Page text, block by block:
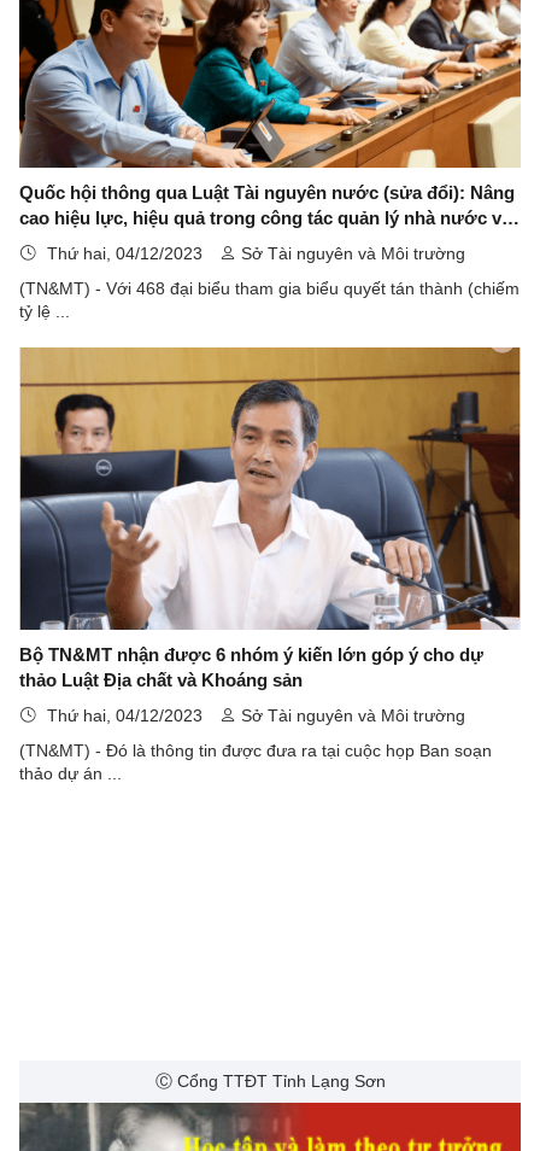
Quốc hội thông qua Luật Tài nguyên nước (sửa đổi): Nâng
cao hiệu lực, hiệu quả trong công tác quản lý nhà nước về
tài nguyên nước
Thứ hai, 04/12/2023
Sở Tài nguyên và Môi trường
(TN&MT) - Với 468 đại biểu tham gia biểu quyết tán thành (chiếm
tỷ lệ ...
Bộ TN&MT nhận được 6 nhóm ý kiến lớn góp ý cho dự
thảo Luật Địa chất và Khoáng sản
Thứ hai, 04/12/2023
Sở Tài nguyên và Môi trường
(TN&MT) - Đó là thông tin được đưa ra tại cuộc họp Ban soạn
thảo dự án ...
Ⓒ Cổng TTĐT Tỉnh Lạng Sơn